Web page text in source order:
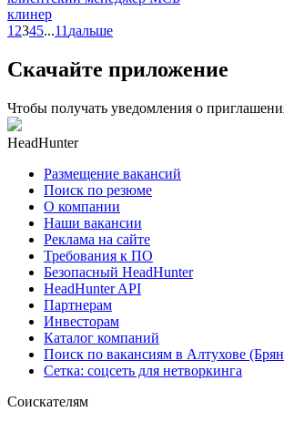
клинер
1 2345...11 дальше
Скачайте приложение
Чтобы получать уведомления о
HeadHunter
Размещение вакансий
Поиск по резюме
О компании
Наши вакансии
Реклама на сайте
Требования к ПО
Безопасный HeadHunter
HeadHunter API
Партнерам
Инвесторам
Каталог компаний
Поиск по вакансиям в Алтухове
Сетка: соцсеть для нетворкинга
Соискателям